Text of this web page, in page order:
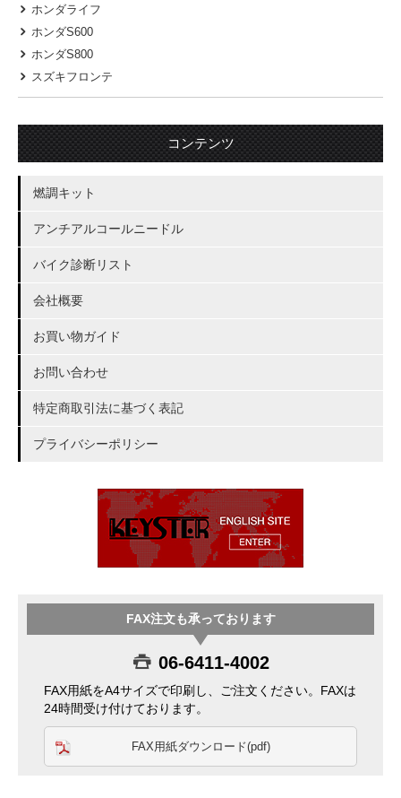
ホンダライフ
ホンダS600
ホンダS800
スズキフロンテ
コンテンツ
燃調キット
アンチアルコールニードル
バイク診断リスト
会社概要
お買い物ガイド
お問い合わせ
特定商取引法に基づく表記
プライバシーポリシー
FAX注文も承っております
06-6411-4002
FAX用紙をA4サイズで印刷し、ご注文ください。FAXは
24時間受け付けております。
FAX用紙ダウンロード(pdf)